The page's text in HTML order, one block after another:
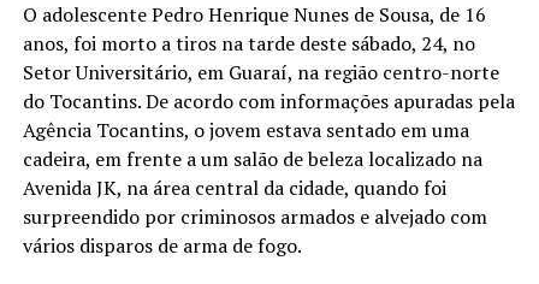
O adolescente Pedro Henrique Nunes de Sousa, de 16
anos, foi morto a tiros na tarde deste sábado, 24, no
Setor Universitário, em Guaraí, na região centro-norte
do Tocantins. De acordo com informações apuradas pela
Agência Tocantins, o jovem estava sentado em uma
cadeira, em frente a um salão de beleza localizado na
Avenida JK, na área central da cidade, quando foi
surpreendido por criminosos armados e alvejado com
vários disparos de arma de fogo.